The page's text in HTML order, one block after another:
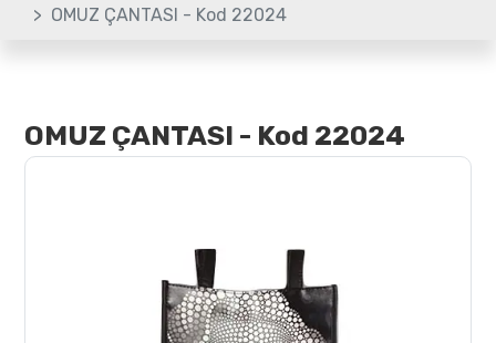
Bloglar
İletişim
OMUZ ÇANTASI - Kod 22024
OMUZ ÇANTASI - Kod 22024